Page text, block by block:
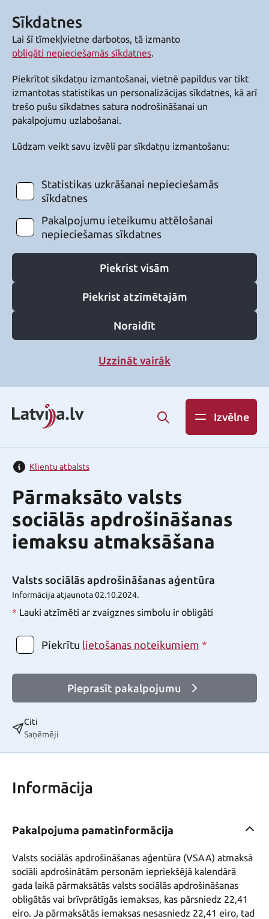
Sīkdatnes
Lai šī tīmekļvietne darbotos, tā izmanto
obligāti nepieciešamās sīkdatnes.
Piekrītot sīkdatņu izmantošanai, vietnē papildus var tikt
izmantotas statistikas un personalizācijas sīkdatnes, kā arī
trešo pušu sīkdatnes satura nodrošināšanai un
pakalpojumu uzlabošanai.
Lūdzam veikt savu izvēli par sīkdatņu izmantošanu:
Statistikas uzkrāšanai nepieciešamās
sīkdatnes
Pakalpojumu ieteikumu attēlošanai
nepieciešamas sīkdatnes
Piekrist visām
Piekrist atzīmētajām
Noraidīt
Uzzināt vairāk
Izvēlne
Klientu atbalsts
Pārmaksāto valsts
sociālās apdrošināšanas
iemaksu atmaksāšana
Valsts sociālās apdrošināšanas aģentūra
Informācija atjaunota 02.10.2024.
* Lauki atzīmēti ar zvaigznes simbolu ir obligāti
Piekrītu lietošanas noteikumiem *
Pieprasīt pakalpojumu
Citi
Saņēmēji
Informācija
Pakalpojuma pamatinformācija
Valsts sociālās apdrošināšanas aģentūra (VSAA) atmaksā
sociāli apdrošinātām personām iepriekšējā kalendārā
gada laikā pārmaksātās valsts sociālās apdrošināšanas
obligātās vai brīvprātīgās iemaksas, kas pārsniedz 22,41
eiro. Ja pārmaksātās iemaksas nesasniedz 22,41 eiro, tad